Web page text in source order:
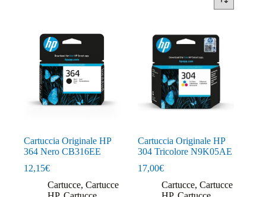
Cartuccia Originale HP
364 Nero CB316EE
12,15€
Cartucce, Cartucce
Cartuccia Originale HP
304 Tricolore N9K05AE
17,00€
Cartucce,Cartucce